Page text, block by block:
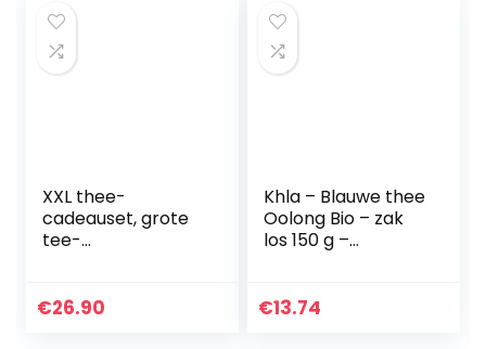
NIEUW 2022*
XXL thee-
cadeauset, grote
tee-
Welt” in een
€26.90
Khla – Blauwe thee
Oolong Bio – zak
los 150 g –
biologische thee –
€13.74